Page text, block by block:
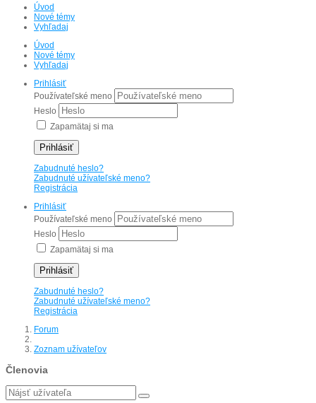
Úvod
Nové témy
Vyhľadaj
Úvod
Nové témy
Vyhľadaj
Prihlásiť
Používateľské meno
Heslo
Zapamätaj si ma
Prihlásiť
Zabudnuté heslo?
Zabudnuté užívateľské meno?
Registrácia
Prihlásiť
Používateľské meno
Heslo
Zapamätaj si ma
Prihlásiť
Zabudnuté heslo?
Zabudnuté užívateľské meno?
Registrácia
Forum
Zoznam užívateľov
Členovia